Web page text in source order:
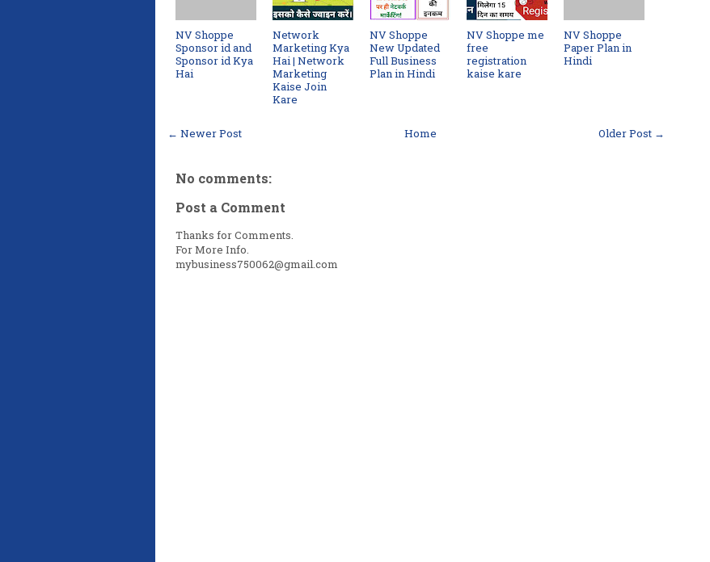
NV Shoppe
Sponsor id and
Sponsor id Kya
Hai
Network
Marketing Kya
Hai | Network
Marketing
Kaise Join
Kare
NV Shoppe
New Updated
Full Business
Plan in Hindi
NV Shoppe me
free
registration
kaise kare
NV Shoppe
Paper Plan in
Hindi
← Newer Post Older Post →
Home
No comments:
Post a Comment
Thanks for Comments.
For More Info.
mybusiness750062@gmail.com